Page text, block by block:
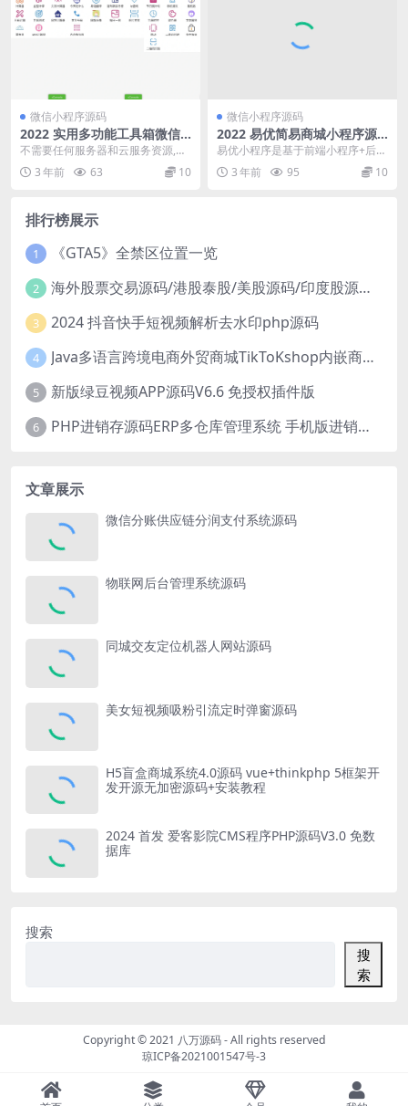
微信小程序源码
2022 实用多功能工具箱微信
小程序源码 附流量主
不需要任何服务器和云服务资源,拥
有海量工具,功能不断增加,支持流量
主 测算工具:...
3 年前 63 10
微信小程序源码
2022 易优简易商城小程序源
码 带后台
易优小程序是基于前端小程序+后端
易优CMS+标签化API接口， 是一套
快速搭建个...
3 年前 95 10
排行榜展示
1 《GTA5》全禁区位置一览
2 海外股票交易源码/港股泰股/美股源码/印度股源码/马拉西亚股票源码/国际股票配资
3 2024 抖音快手短视频解析去水印php源码
4 Java多语言跨境电商外贸商城TikToKshop内嵌商城I商家入驻I一键铺
5 新版绿豆视频APP源码V6.6 免授权插件版
6 PHP进销存源码ERP多仓库管理系统 手机版进销存 php网络版进销存小程序
文章展示
微信分账供应链分润支付系统源码
物联网后台管理系统源码
同城交友定位机器人网站源码
美女短视频吸粉引流定时弹窗源码
H5盲盒商城系统4.0源码 vue+thinkphp 5框架开
发开源无加密源码+安装教程
2024 首发 爱客影院CMS程序PHP源码V3.0 免数
据库
搜索
搜
索
Copyright © 2021 八万源码- All rights reserved
琼ICP备2021001547号-3